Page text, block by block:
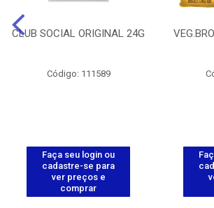
CLUB SOCIAL ORIGINAL 24G
Código: 111589
Faça seu login ou
cadastre-se para
ver preços e
comprar